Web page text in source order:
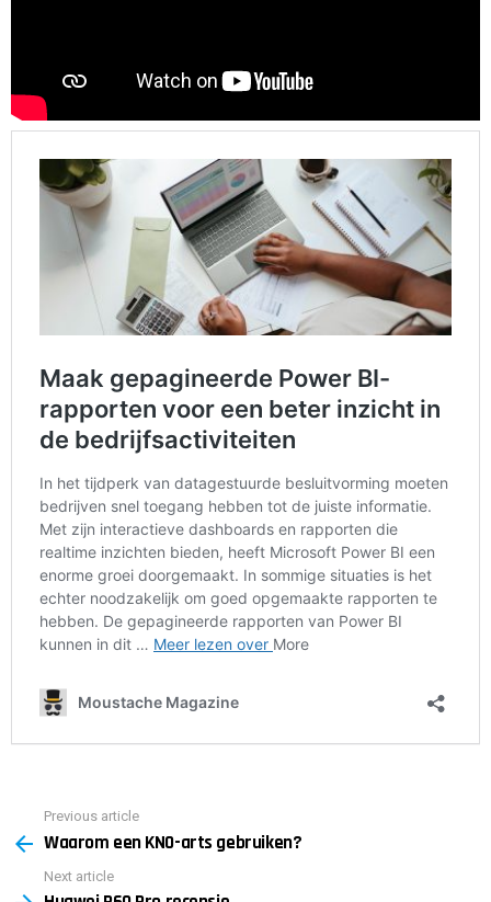
more
Previous article
Waarom een ​​KNO-arts gebruiken?
Next article